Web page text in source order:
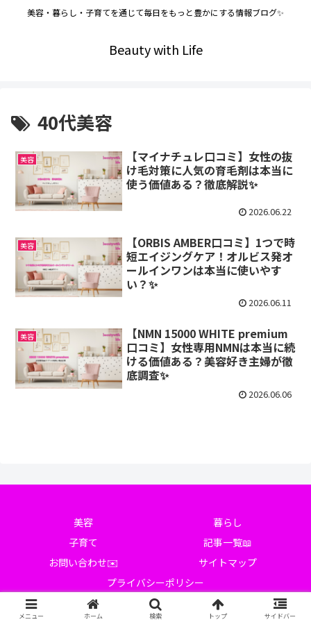
美容・暮らし・子育てを通じて毎日をもっと豊かにする情報ブログ✨
Beauty with Life
40代美容
美容
【マイナチュレ口コミ】女性の抜
け毛対策に人気の育毛剤は本当に
使う価値ある？徹底解説✨
2026.06.22
美容
【ORBIS AMBER口コミ】1つで時
短エイジングケア！オルビス発オ
ールインワンは本当に使いやす
い？✨
2026.06.11
美容
【NMN 15000 WHITE premium
口コミ】女性専用NMNは本当に続
ける価値ある？美容好き主婦が徹
底調査✨
2026.06.06
美容
暮らし
子育て
記事一覧📖
お問い合わせ✉️
サイトマップ
プライバシーポリシー
© 2025 Beauty with Life.
メニュー ホーム 検索 トップ サイドバー